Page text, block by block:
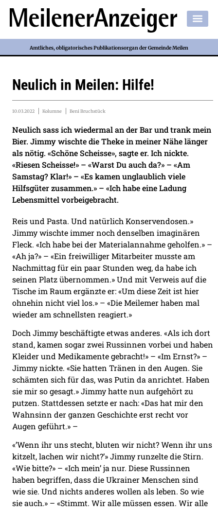
Amtliches, obligatorisches Publikationsorgan der Gemeinde Meilen
Neulich in Meilen: Hilfe!
10.03.2022 Kolumne Beni Bruchstück
Neulich sass ich wiedermal an der Bar und trank mein
Bier. Jimmy wischte die Theke in meiner Nähe länger
als nötig. «Schöne Scheisse», sagte er. Ich nickte.
«Riesen Scheisse!» – «Warst Du auch da?» – «Am
Samstag? Klar!» – «Es kamen unglaublich viele
Hilfsgüter zusammen.» – «Ich habe eine Ladung
Lebensmittel vorbeigebracht.
Reis und Pasta. Und natürlich Konservendosen.»
Jimmy wischte immer noch denselben imaginären
Fleck. «Ich habe bei der Materialannahme geholfen.» –
«Ah ja?» – «Ein freiwilliger Mitarbeiter musste am
Nachmittag für ein paar Stunden weg, da habe ich
seinen Platz übernommen.» Und mit Verweis auf die
Tische im Raum ergänzte er: «Um diese Zeit ist hier
ohnehin nicht viel los.» – «Die Meilemer haben mal
wieder am schnellsten reagiert.»
Doch Jimmy beschäftigte etwas anderes. «Als ich dort
stand, kamen sogar zwei Russinnen vorbei und haben
Kleider und Medikamente gebracht!» – «Im Ernst?» –
Jimmy nickte. «Sie hatten Tränen in den Augen. Sie
schämten sich für das, was Putin da anrichtet. Haben
sie mir so gesagt.» Jimmy hatte nun aufgehört zu
putzen. Stattdessen setzte er nach: «Das hat mir den
Wahnsinn der ganzen Geschichte erst recht vor
Augen geführt.» –
«’Wenn ihr uns stecht, bluten wir nicht? Wenn ihr uns
kitzelt, lachen wir nicht?’» Jimmy runzelte die Stirn.
«Wie bitte?» – «Ich mein’ ja nur. Diese Russinnen
haben begriffen, dass die Ukrainer Menschen sind
wie sie. Und nichts anderes wollen als leben. So wie
sie auch.» – «Stimmt. Wir alle müssen essen. Wir alle